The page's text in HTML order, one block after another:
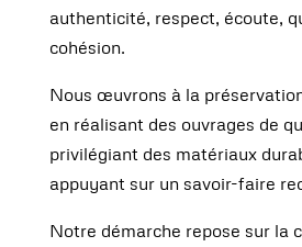
authenticité, respect, écoute,
cohésion.
Nous œuvrons à la
en réalisant des ouvrages de
privilégiant des matériaux
appuyant sur un savoir-faire
Notre démarche repose sur la